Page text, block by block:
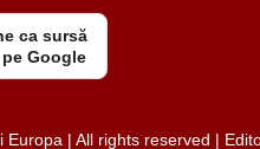
ca sursă
Google
| All rights reserved |